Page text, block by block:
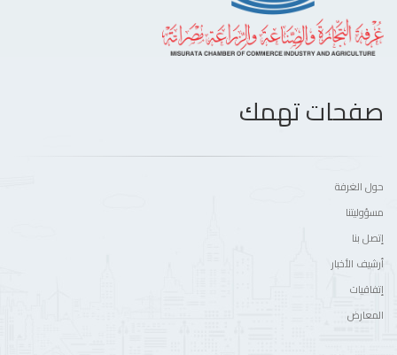
صفحات تهمك
حول الغرفة
مسؤوليتنا
إتصل بنا
أرشيف الأخبار
إتفاقيات
المعارض